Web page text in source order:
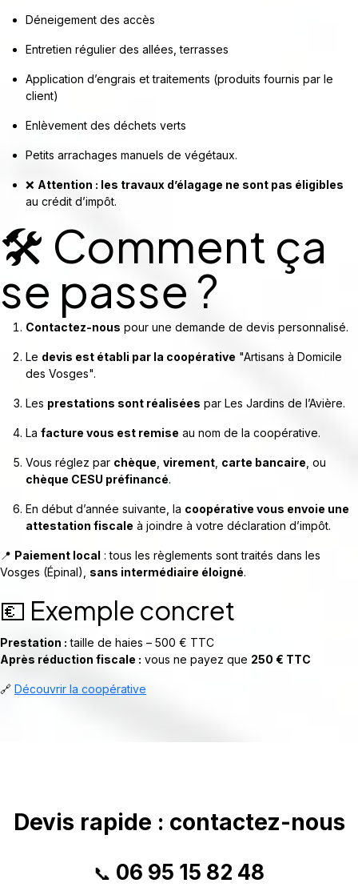
Déneigement des accès
Entretien régulier des allées, terrasses
Application d’engrais et traitements (produits fournis par le
client)
Enlèvement des déchets verts
Petits arrachages manuels de végétaux.
❌ Attention : les travaux d’élagage ne sont pas éligibles
au crédit d’impôt.
🛠️ Comment ça
se passe ?
Contactez-nous pour une demande de devis personnalisé.
Le devis est établi par la coopérative "Artisans à Domicile
des Vosges".
Les prestations sont réalisées par Les Jardins de l’Avière.
La facture vous est remise au nom de la coopérative.
Vous réglez par chèque virement carte bancaire , ou
chèque CESU préfinancé.
En début d’année suivante, la coopérative vous envoie une
attestation fiscale à joindre à votre déclaration d’impôt.
📍 Paiement local : tous les règlements sont traités dans les
Vosges (Épinal), sans intermédiaire éloigné.
💶 Exemple concret
Prestation : taille de haies – 500 € TTC
Après réduction fiscale : vous ne payez que 250 € TTC
🔗 Découvrir la coopérative
Devis rapide : contactez-nous
📞 06 95 15 82 48